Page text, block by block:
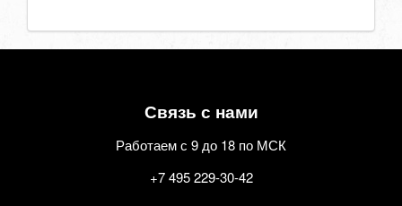
Связь с нами
Работаем с 9 до 18 по МСК
+7 495 229-30-42